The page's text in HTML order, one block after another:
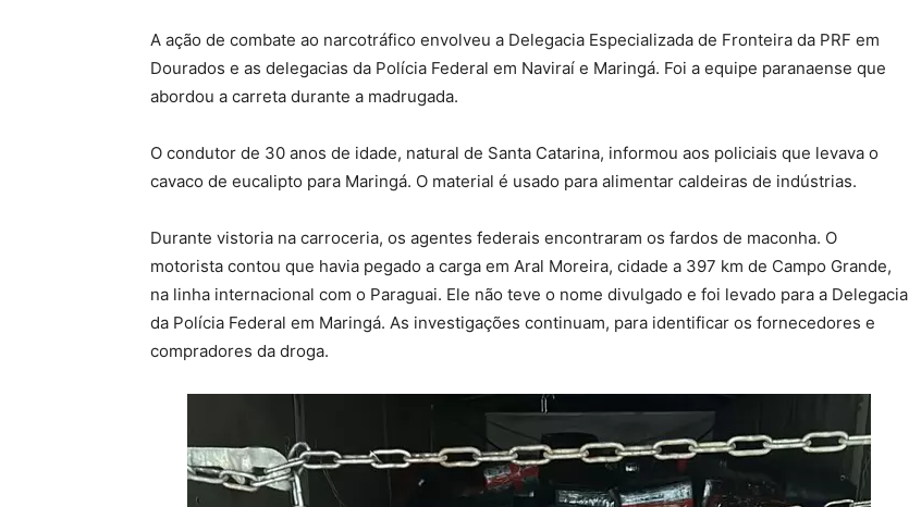
A ação de combate ao narcotráfico envolveu a Delegacia Especializada de Fronteira da PRF em
Dourados e as delegacias da Polícia Federal em Naviraí e Maringá. Foi a equipe paranaense que
abordou a carreta durante a madrugada.
O condutor de 30 anos de idade, natural de Santa Catarina, informou aos policiais que levava o
cavaco de eucalipto para Maringá. O material é usado para alimentar caldeiras de indústrias.
Durante vistoria na carroceria, os agentes federais encontraram os fardos de maconha. O
motorista contou que havia pegado a carga em Aral Moreira, cidade a 397 km de Campo Grande,
na linha internacional com o Paraguai. Ele não teve o nome divulgado e foi levado para a Delegacia
da Polícia Federal em Maringá. As investigações continuam, para identificar os fornecedores e
compradores da droga.